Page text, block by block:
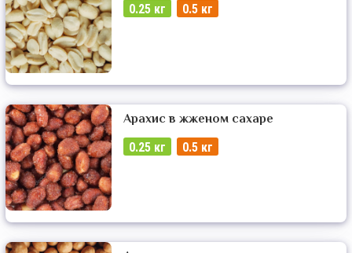
0.25 кг 0.5 кг
Арахис в жженом сахаре
0.25 кг 0.5 кг